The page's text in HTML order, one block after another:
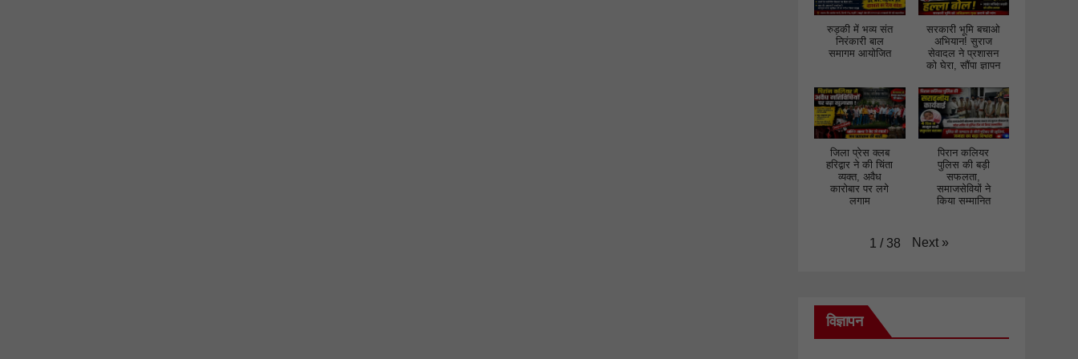
रुड़की में भव्य संत
निरंकारी बाल
समागम आयोजित
सरकारी भूमि बचाओ
अभियान! सुराज
सेवादल ने प्रशासन
को घेरा, सौंपा ज्ञापन
जिला प्रेस क्लब
हरिद्वार ने की चिंता
व्यक्त, अवैध
कारोबार पर लगे
लगाम
पिरान कलियर
पुलिस की बड़ी
सफलता,
समाजसेवियों ने
किया सम्मानित
1 / 38 Next »
विज्ञापन